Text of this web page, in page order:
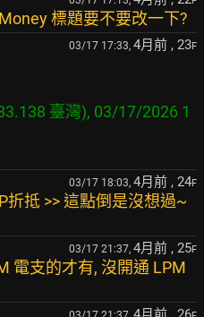
標題要不要改一下?
03/17 17:33, 4月前 , 23F
臺灣), 03/17/2026 1
03/17 18:03, 4月前 , 24F
折抵 >> 這點倒是沒想過~
03/17 21:37, 4月前 , 25F
電支的才有, 沒開通 LPM